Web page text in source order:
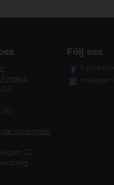
öppettider
12,
Följ oss
Facebook
Instagram